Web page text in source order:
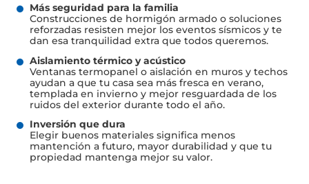
Más seguridad para la familia
Construcciones de hormigón armado o soluciones
reforzadas resisten mejor los eventos sísmicos y te
dan esa tranquilidad extra que todos queremos.
Aislamiento térmico y acústico
Ventanas termopanel o aislación en muros y techos
ayudan a que tu casa sea más fresca en verano,
templada en invierno y mejor resguardada de los
ruidos del exterior durante todo el año.
Inversión que dura
Elegir buenos materiales significa menos
mantención a futuro, mayor durabilidad y que tu
propiedad mantenga mejor su valor.